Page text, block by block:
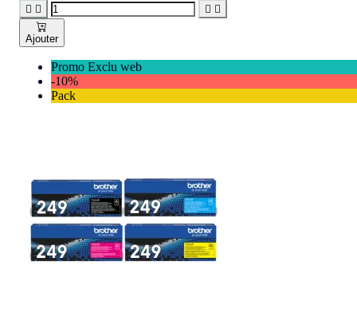
   
Ajouter
Promo Exclu web
-10%
Pack